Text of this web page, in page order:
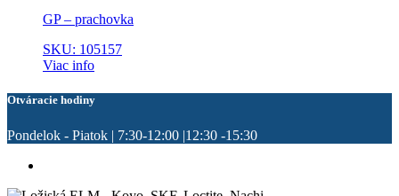
GP – prachovka
SKU: 105157
Viac info
Otváracie hodiny
Pondelok - Piatok | 7:30-12:00 |12:30 -15:30